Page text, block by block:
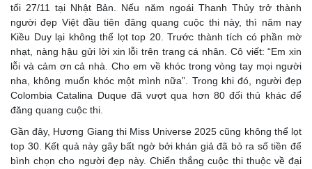
tối 27/11 tại Nhật Bản. Nếu năm ngoái Thanh Thủy trở thành
người đẹp Việt đầu tiên đăng quang cuộc thi này, thì năm nay
Kiều Duy lại không thể lọt top 20. Trước thành tích có phần mờ
nhạt, nàng hậu gửi lời xin lỗi trên trang cá nhân. Cô viết: “Em xin
lỗi và cảm ơn cả nhà. Cho em về khóc trong vòng tay mọi người
nha, không muốn khóc một mình nữa”. Trong khi đó, người đẹp
Colombia Catalina Duque đã vượt qua hơn 80 đối thủ khác để
đăng quang cuộc thi.
Gần đây, Hương Giang thi Miss Universe 2025 cũng không thể lọt
top 30. Kết quả này gây bất ngờ bởi khán giả đã bỏ ra số tiền để
bình chọn cho người đẹp này. Chiến thắng cuộc thi thuộc về đại